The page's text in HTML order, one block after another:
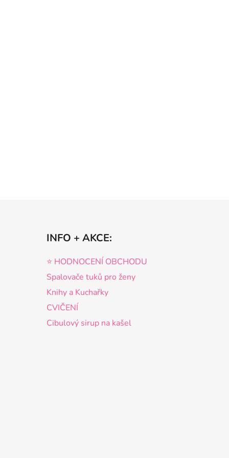
INFO + AKCE:
⭐️ HODNOCENÍ OBCHODU
Spalovače tuků pro ženy
Knihy a Kuchařky
CVIČENÍ
Cibulový sirup na kašel